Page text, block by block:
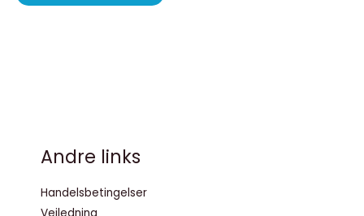
Andre links
Handelsbetingelser